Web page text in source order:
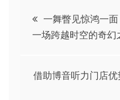
文
导
一舞瞥见惊鸿一面
一场跨越时空的奇幻
借助博音听力门店